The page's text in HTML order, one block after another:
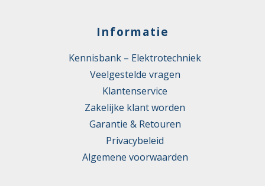
Informatie
Kennisbank – Elektrotechniek
Veelgestelde vragen
Klantenservice
Zakelijke klant worden
Garantie & Retouren
Privacybeleid
Algemene voorwaarden